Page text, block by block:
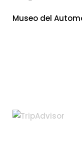
Museo del